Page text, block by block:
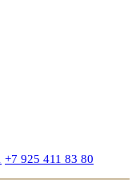
+7 925 411 83 80